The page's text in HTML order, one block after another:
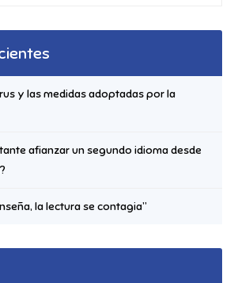
y las medidas adoptadas por la
afianzar un segundo idioma desde
la lectura se contagia”